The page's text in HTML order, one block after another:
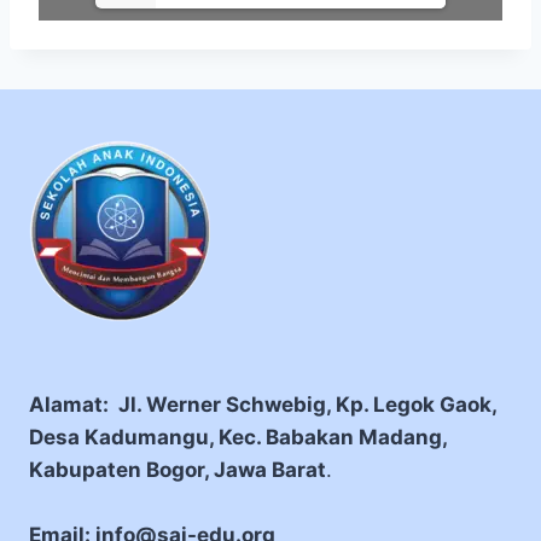
Alamat: Jl. Werner Schwebig, Kp. Legok Gaok,
Desa Kadumangu, Kec. Babakan Madang,
Kabupaten Bogor, Jawa Barat.
Email: info@sai-edu.org